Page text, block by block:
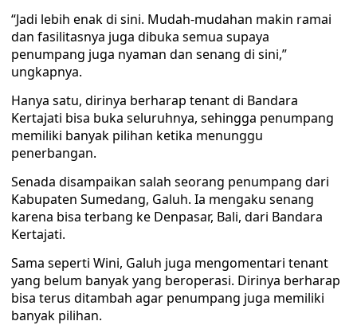
“Jadi lebih enak di sini. Mudah-mudahan makin ramai
dan fasilitasnya juga dibuka semua supaya
penumpang juga nyaman dan senang di sini,”
ungkapnya.
Hanya satu, dirinya berharap tenant di Bandara
Kertajati bisa buka seluruhnya, sehingga penumpang
memiliki banyak pilihan ketika menunggu
penerbangan.
Senada disampaikan salah seorang penumpang dari
Kabupaten Sumedang, Galuh. Ia mengaku senang
karena bisa terbang ke Denpasar, Bali, dari Bandara
Kertajati.
Sama seperti Wini, Galuh juga mengomentari tenant
yang belum banyak yang beroperasi. Dirinya berharap
bisa terus ditambah agar penumpang juga memiliki
banyak pilihan.